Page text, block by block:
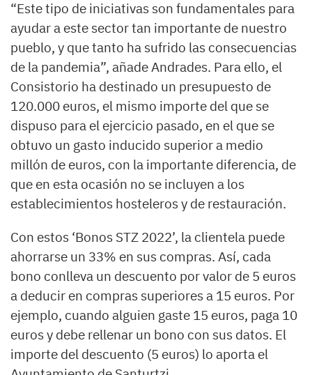
“Este tipo de iniciativas son fundamentales para
ayudar a este sector tan importante de nuestro
pueblo, y que tanto ha sufrido las consecuencias
de la pandemia”, añade Andrades. Para ello, el
Consistorio ha destinado un presupuesto de
120.000 euros, el mismo importe del que se
dispuso para el ejercicio pasado, en el que se
obtuvo un gasto inducido superior a medio
millón de euros, con la importante diferencia, de
que en esta ocasión no se incluyen a los
establecimientos hosteleros y de restauración.
Con estos ‘Bonos STZ 2022’, la clientela puede
ahorrarse un 33% en sus compras. Así, cada
bono conlleva un descuento por valor de 5 euros
a deducir en compras superiores a 15 euros. Por
ejemplo, cuando alguien gaste 15 euros, paga 10
euros y debe rellenar un bono con sus datos. El
importe del descuento (5 euros) lo aporta el